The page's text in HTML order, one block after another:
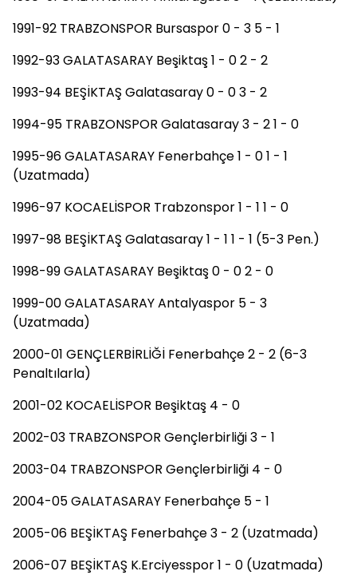
1991-92 TRABZONSPOR Bursaspor 0 - 3 5 - 1
1992-93 GALATASARAY Beşiktaş 1 - 0 2 - 2
1993-94 BEŞİKTAŞ Galatasaray 0 - 0 3 - 2
1994-95 TRABZONSPOR Galatasaray 3 - 2 1 - 0
1995-96 GALATASARAY Fenerbahçe 1 - 0 1 - 1
(Uzatmada)
1996-97 KOCAELİSPOR Trabzonspor 1 - 1 1 - 0
1997-98 BEŞİKTAŞ Galatasaray 1 - 1 1 - 1 (5-3 Pen.)
1998-99 GALATASARAY Beşiktaş 0 - 0 2 - 0
1999-00 GALATASARAY Antalyaspor 5 - 3
(Uzatmada)
2000-01 GENÇLERBİRLİĞİ Fenerbahçe 2 - 2 (6-3
Penaltılarla)
2001-02 KOCAELİSPOR Beşiktaş 4 - 0
2002-03 TRABZONSPOR Gençlerbirliği 3 - 1
2003-04 TRABZONSPOR Gençlerbirliği 4 - 0
2004-05 GALATASARAY Fenerbahçe 5 - 1
2005-06 BEŞİKTAŞ Fenerbahçe 3 - 2 (Uzatmada)
2006-07 BEŞİKTAŞ K.Erciyesspor 1 - 0 (Uzatmada)